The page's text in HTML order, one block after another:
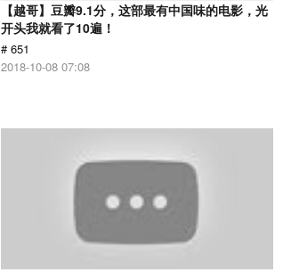
【越哥】豆瓣9.1分，这部最有中国味的电影，光
开头我就看了10遍！
# 651
2018-10-08 07:08